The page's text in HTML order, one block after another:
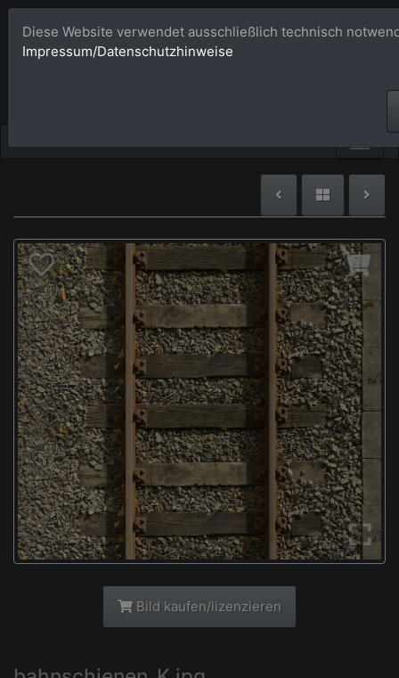
Bildagentur
Bild kaufen/lizenzieren
Diese Website verwendet ausschließlich technisch
Impressum/Datenschutzhinweise